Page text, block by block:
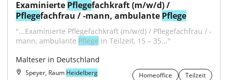
Examinierte Pflege
Pflegefachfrau / -mann, ambulante Pflege
"...Examinierte Pflegefachkraft (m/w/d) / Pflegefachfrau / -
mann, ambulante Pflege in Teilzeit, 15 – 35..."
Malteser in Deutschland
Speyer, Raum Heidelberg Homeoffice
Teilzeit